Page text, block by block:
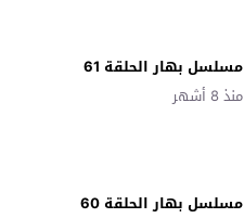
مسلسل بهار الحلقة 61
منذ 8 أشهر
مسلسل بهار الحلقة 60